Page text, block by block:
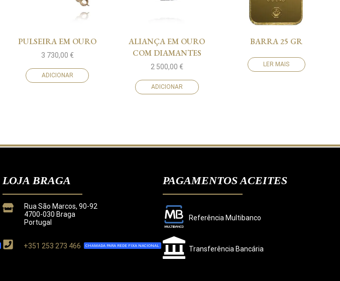
PULSEIRA EM OURO
3 730,00 €
ADICIONAR
ALIANÇA EM OURO
COM DIAMANTES
2 500,00 €
ADICIONAR
BARRA 25 GR
LER MAIS
LOJA BRAGA
Rua São Marcos, 90-92
4700-030 Braga
Portugal
+351 253 273 466 CHAMADA PARA REDE FIXA NACIONAL
PAGAMENTOS ACEITES
Referência Multibanco
Transferência Bancária